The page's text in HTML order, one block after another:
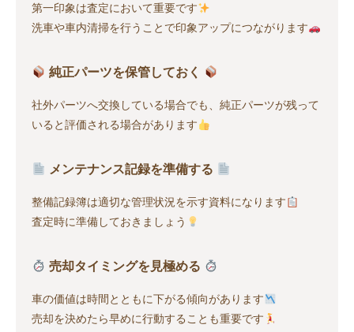
第一印象は査定において重要です
洗車や車内清掃を行うことで印象アップにつながります
純正パーツを保管しておく
社外パーツへ交換している場合でも、純正パーツが残って
いると評価される場合があります
メンテナンス記録を準備する
整備記録簿は適切な管理状況を示す資料になります
査定時に準備しておきましょう
売却タイミングを見極める
車の価値は時間とともに下がる傾向があります
売却を決めたら早めに行動することも重要です